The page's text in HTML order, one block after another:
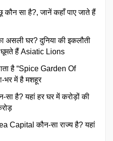
कौन सा है?, जानें कहाँ पाए जाते हैं
असली घर? दुनिया की इकलौती
हैं Asiatic Lions
है “Spice Garden Of
भर में है मशहूर
सा है? यहां हर घर में करोड़ों की
Capital कौन-सा राज्य है? यहां